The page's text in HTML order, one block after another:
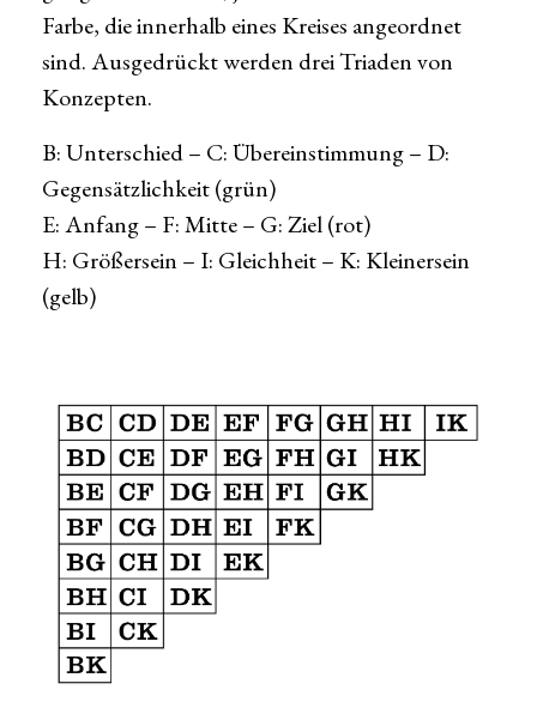
Farbe, die innerhalb eines Kreises angeordnet
sind. Ausgedrückt werden drei Triaden von
Konzepten.
B: Unterschied – C: Übereinstimmung – D:
Gegensätzlichkeit (grün)
E: Anfang – F: Mitte – G: Ziel (rot)
H: Größersein – I: Gleichheit – K: Kleinersein
(gelb)